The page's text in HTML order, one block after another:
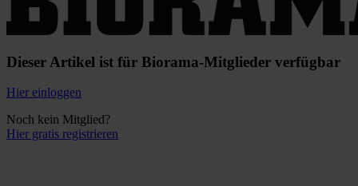
Dieser Artikel ist für Biorama-Mitglieder verfügbar
Hier einloggen
Noch kein Mitglied?
Hier gratis registrieren